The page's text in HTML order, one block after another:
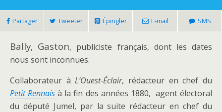
Partager Tweeter Épingler E-mail SMS
Bally, Gaston, publiciste français, dont les dates
nous sont inconnues.
Collaborateur àL’Ouest-Éclair, rédacteur en chef du
Petit Rennaisà la fin des années 1880, agent électoral
du député Jumel, par la suite rédacteur en chef du